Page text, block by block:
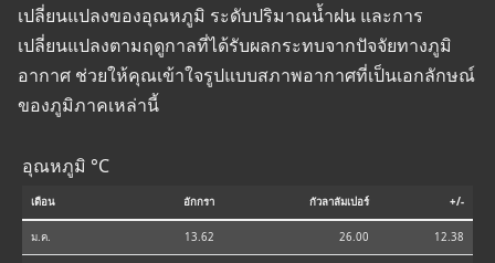
เปลี่ยนแปลงของอุณหภูมิ ระดับปริมาณน้ำฝน และการ
เปลี่ยนแปลงตามฤดูกาลที่ได้รับผลกระทบจากปัจจัยทางภูมิ
อากาศ ช่วยให้คุณเข้าใจรูปแบบสภาพอากาศที่เป็นเอกลักษณ์
ของภูมิภาคเหล่านี้
อุณหภูมิ °C
เดือน อักกรา กัวลาลัมเปอร์ +/-
ม.ค. 13.62 26.00 12.38